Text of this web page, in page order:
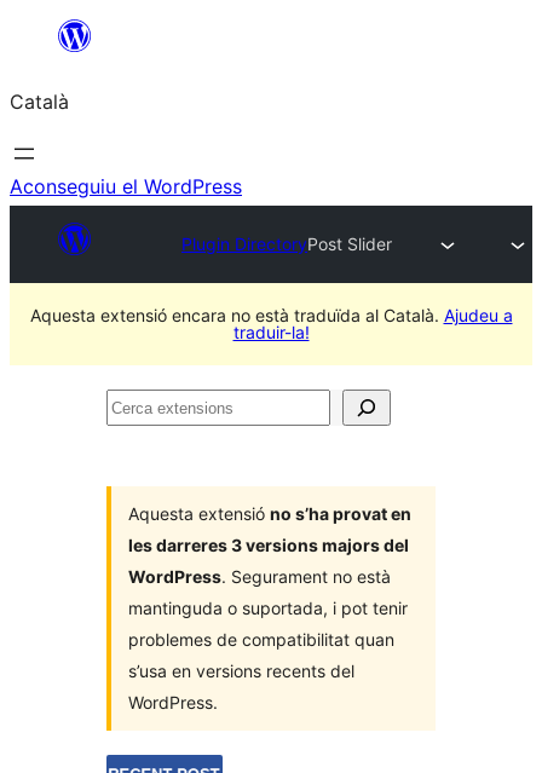
contingut
Català
Aconseguiu el WordPress
Plugin DirectoryPost Slider
Aquesta extensió encara no està traduïda al Català. Ajudeu a
traduir-la!
Cerca
Aquesta extensió no s’ha provat en
les darreres 3 versions majors del
WordPress. Segurament no està
mantinguda o suportada, i pot tenir
problemes de compatibilitat quan
s’usa en versions recents del
WordPress.